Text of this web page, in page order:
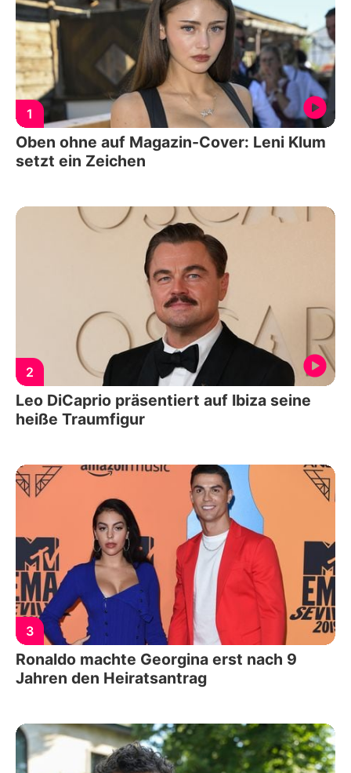
1
Oben ohne auf Magazin-Cover: Leni Klum
setzt ein Zeichen
2
Leo DiCaprio präsentiert auf Ibiza seine
heiße Traumfigur
3
Ronaldo machte Georgina erst nach 9
Jahren den Heiratsantrag